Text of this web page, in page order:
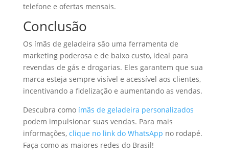
telefone e ofertas mensais.
Conclusão
Os ímãs de geladeira são uma ferramenta de
marketing poderosa e de baixo custo, ideal para
revendas de gás e drogarias. Eles garantem que sua
marca esteja sempre visível e acessível aos clientes,
incentivando a fidelização e aumentando as vendas.
Descubra como ímãs de geladeira personalizados
podem impulsionar suas vendas. Para mais
informações, clique no link do WhatsApp no rodapé.
Faça como as maiores redes do Brasil!